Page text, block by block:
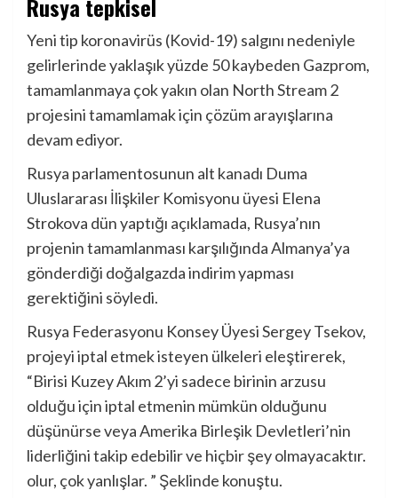
Rusya tepkisel
Yeni tip koronavirüs (Kovid-19) salgını nedeniyle
gelirlerinde yaklaşık yüzde 50 kaybeden Gazprom,
tamamlanmaya çok yakın olan North Stream 2
projesini tamamlamak için çözüm arayışlarına
devam ediyor.
Rusya parlamentosunun alt kanadı Duma
Uluslararası İlişkiler Komisyonu üyesi Elena
Strokova dün yaptığı açıklamada, Rusya’nın
projenin tamamlanması karşılığında Almanya’ya
gönderdiği doğalgazda indirim yapması
gerektiğini söyledi.
Rusya Federasyonu Konsey Üyesi Sergey Tsekov,
projeyi iptal etmek isteyen ülkeleri eleştirerek,
“Birisi Kuzey Akım 2’yi sadece birinin arzusu
olduğu için iptal etmenin mümkün olduğunu
düşünürse veya Amerika Birleşik Devletleri’nin
liderliğini takip edebilir ve hiçbir şey olmayacaktır.
olur, çok yanlışlar. ” Şeklinde konuştu.